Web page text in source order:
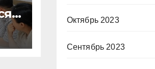
Октябрь 2023
Сентябрь 2023